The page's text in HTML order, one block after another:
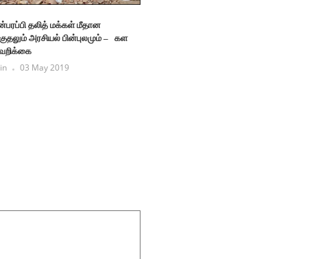
தலித் மக்கள் மீதான
அரசியல் பின்புலமும் – கள
03 May 2019